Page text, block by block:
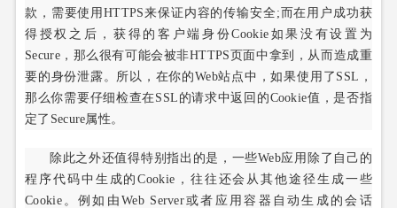
款，需要使用HTTPS来保证内容的传输安全;而在用户成功获
得授权之后，获得的客户端身份Cookie如果没有设置为
Secure，那么很有可能会被非HTTPS页面中拿到，从而造成重
要的身份泄露。所以，在你的Web站点中，如果使用了SSL，
那么你需要仔细检查在SSL的请求中返回的Cookie值，是否指
定了Secure属性。
除此之外还值得特别指出的是，一些Web应用除了自己的
程序代码中生成的Cookie，往往还会从其他途径生成一些
Cookie。例如由Web Server或者应用容器自动生成的会话